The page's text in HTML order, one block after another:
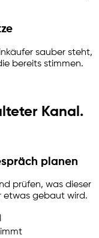
sauber steht,
bereits stimmen.
Kanal.
planen
prüfen, was dieser
etwas gebaut wird.